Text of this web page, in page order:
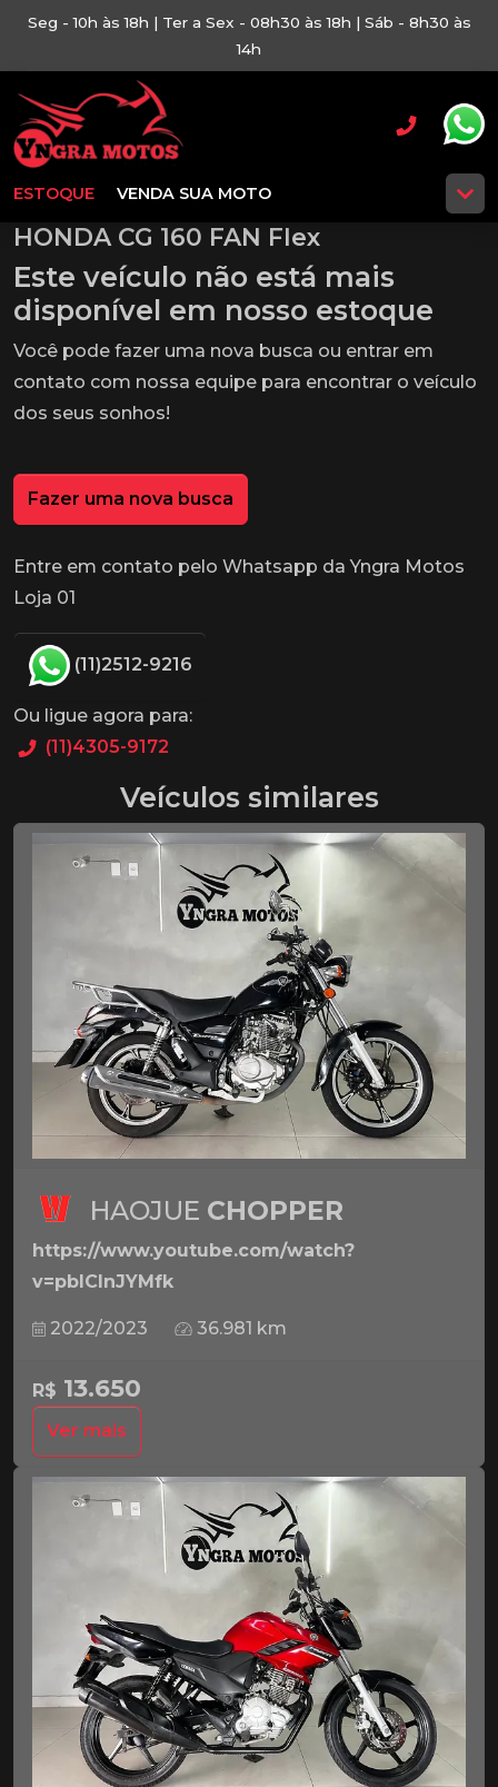
Seg - 10h às 18h | Ter a Sex - 08h30 às 18h | Sáb - 8h30 às
14h
ESTOQUE VENDA SUA MOTO
HONDA CG 160 FAN Flex
Este veículo não está mais
disponível em nosso estoque
Você pode fazer uma nova busca ou entrar em
contato com nossa equipe para encontrar o veículo
dos seus sonhos!
Fazer uma nova busca
Entre em contato pelo Whatsapp da Yngra Motos
Loja 01
(11)2512-9216
Ou ligue agora para:
(11)4305-9172
Veículos similares
HAOJUE CHOPPER
https://www.youtube.com/watch?
v=pbICInJYMfk
2022/2023 36.981 km
R$ 13.650
Ver mais